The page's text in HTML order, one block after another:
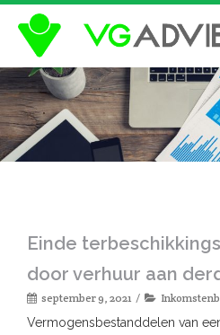
Einde
door verhuur aan
september 9, 2021
Vermogensbestanddelen van